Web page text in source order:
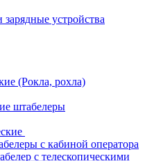
устройства
(Рокла, рохла)
штабелеры
с кабиной оператора
с телескопическими